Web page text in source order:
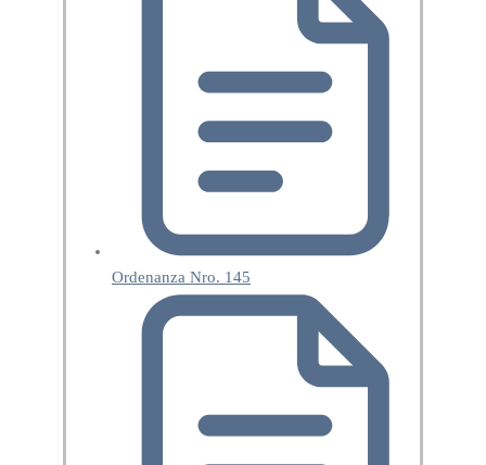
Ordenanza Nro. 145